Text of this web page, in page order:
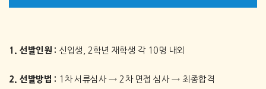
1. 선발인원 : 신입생 , 2학년 재학생 각 10 명 내외
2. 선발방법 : 1 차 서류심사→ 2 차 면접 심사→ 최종합격